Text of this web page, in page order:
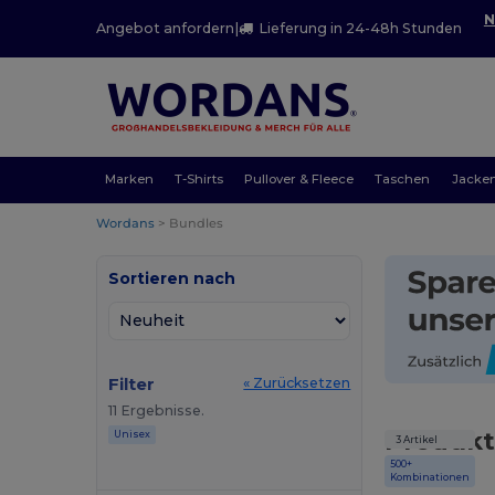
Angebot anfordern | Lieferung in 24-48h Stunden
Marken T-Shirts Pullover & Fleece Taschen
Wordans > Bundles
Sortieren nach
Filter
« Zurücksetzen
11 Ergebnisse.
Unisex 3 Artikel
500+
Kombinationen